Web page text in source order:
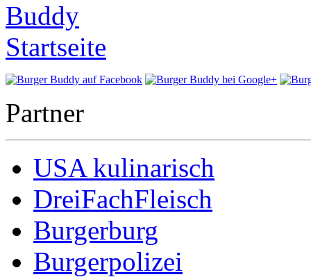
Partner
USA kulinarisch
DreiFachFleisch
Burgerburg
Burgerpolizei